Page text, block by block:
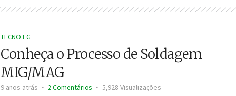
TECNO FG
Conheça o Processo de Soldagem
MIG/MAG
9 anos atrás 2 Comentários 5,928 Visualizações